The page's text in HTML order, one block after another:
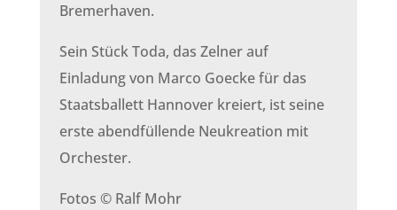
Bremerhaven.
Sein Stück Toda, das Zelner auf
Einladung von Marco Goecke für das
Staatsballett Hannover kreiert, ist seine
erste abendfüllende Neukreation mit
Orchester.
Fotos © Ralf Mohr